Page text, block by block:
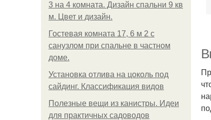
3 на 4 комната. Дизайн спальни 9 кв
м. Цвет и дизайн.
Гостевая комната 17, 6 м 2 с
санузлом при спальне в частном
доме.
Установка отлива на цоколь под
сайдинг. Классификация видов
Полезные вещи из канистры. Идеи
для практичных садоводов